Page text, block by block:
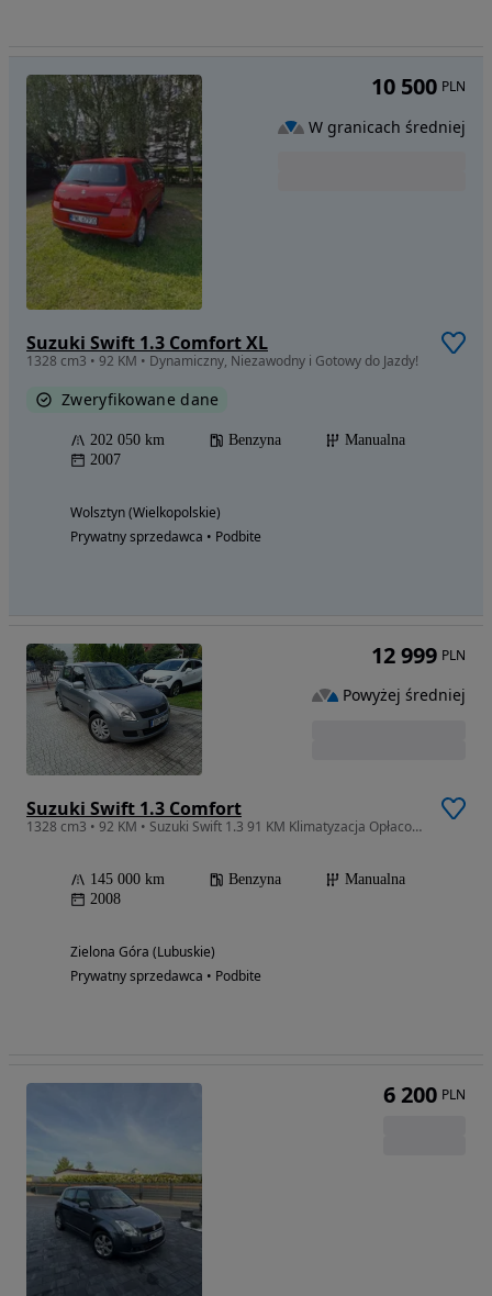
Suzuki Swift 1.3 Comfort XL
1328 cm3 • 92 KM • Dynamiczny, Niezawodny i Gotowy do Jazdy!
Zweryfikowane dane
202 050 km Benzyna
Manualna
2007
Wolsztyn (Wielkopolskie)
Prywatny sprzedawca • Podbite
10 500 PLN
W granicach średniej
Suzuki Swift 1.3 Comfort
1328 cm3 • 92 KM • Suzuki Swift 1.3 91 KM Klimatyzacja Opłacony
145 000 km Benzyna
Manualna
2008
Zielona Góra (Lubuskie)
Prywatny sprzedawca • Podbite
12 999 PLN
Powyżej średniej
6 200 PLN